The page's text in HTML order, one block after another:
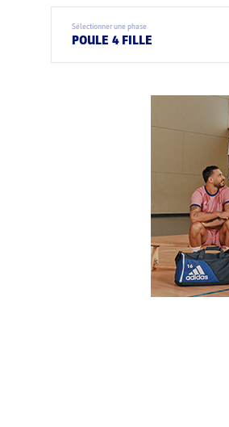
Sélectionner une phase
POULE 4 FILLE